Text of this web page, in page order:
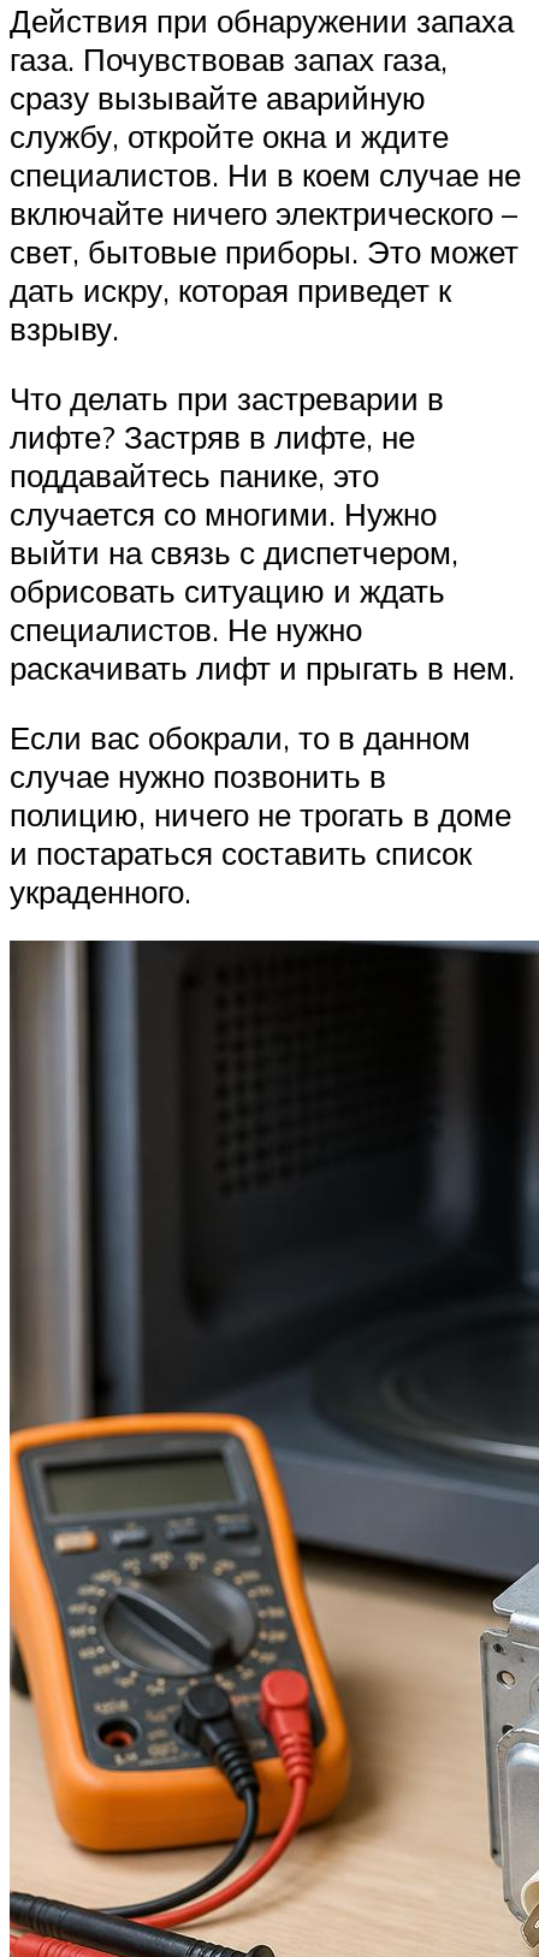
Действия при обнаружении запаха
газа. Почувствовав запах газа,
сразу вызывайте аварийную
службу, откройте окна и ждите
специалистов. Ни в коем случае не
включайте ничего электрического –
свет, бытовые приборы. Это может
дать искру, которая приведет к
взрыву.
Что делать при застреварии в
лифте? Застряв в лифте, не
поддавайтесь панике, это
случается со многими. Нужно
выйти на связь с диспетчером,
обрисовать ситуацию и ждать
специалистов. Не нужно
раскачивать лифт и прыгать в нем.
Если вас обокрали, то в данном
случае нужно позвонить в
полицию, ничего не трогать в доме
и постараться составить список
украденного.